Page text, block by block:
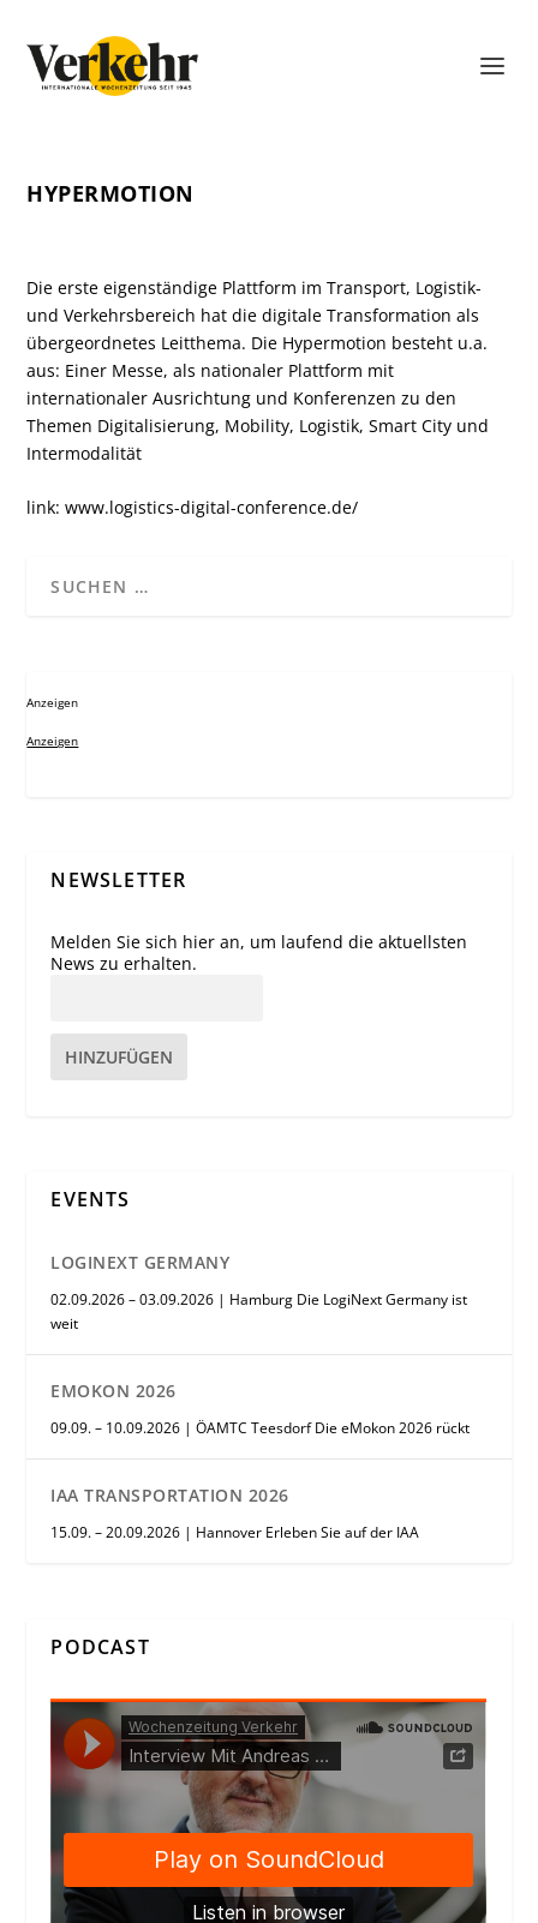
HYPERMOTION
Die erste eigenständige Plattform im Transport, Logistik-
und Verkehrsbereich hat die digitale Transformation als
übergeordnetes Leitthema. Die Hypermotion besteht u.a.
aus: Einer Messe, als nationaler Plattform mit
internationaler Ausrichtung und Konferenzen zu den
Themen Digitalisierung, Mobility, Logistik, Smart City und
Intermodalität
link:www.logistics-digital-conference.de/
Anzeigen
Anzeigen
NEWSLETTER
Melden Sie sich hier an, um laufend die aktuellsten
News zu erhalten.
HINZUFÜGEN
EVENTS
LOGINEXT GERMANY
02.09.2026 – 03.09.2026 | Hamburg Die LogiNext Germany ist
weit
EMOKON 2026
09.09. – 10.09.2026 | ÖAMTC Teesdorf Die eMokon 2026 rückt
IAA TRANSPORTATION 2026
15.09. – 20.09.2026 | Hannover Erleben Sie auf der IAA
PODCAST